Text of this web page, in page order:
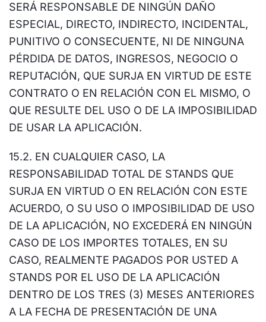
SERÁ RESPONSABLE DE NINGÚN DAÑO
ESPECIAL, DIRECTO, INDIRECTO, INCIDENTAL,
PUNITIVO O CONSECUENTE, NI DE NINGUNA
PÉRDIDA DE DATOS, INGRESOS, NEGOCIO O
REPUTACIÓN, QUE SURJA EN VIRTUD DE ESTE
CONTRATO O EN RELACIÓN CON EL MISMO, O
QUE RESULTE DEL USO O DE LA IMPOSIBILIDAD
DE USAR LA APLICACIÓN.
15.2. EN CUALQUIER CASO, LA
RESPONSABILIDAD TOTAL DE STANDS QUE
SURJA EN VIRTUD O EN RELACIÓN CON ESTE
ACUERDO, O SU USO O IMPOSIBILIDAD DE USO
DE LA APLICACIÓN, NO EXCEDERÁ EN NINGÚN
CASO DE LOS IMPORTES TOTALES, EN SU
CASO, REALMENTE PAGADOS POR USTED A
STANDS POR EL USO DE LA APLICACIÓN
DENTRO DE LOS TRES (3) MESES ANTERIORES
A LA FECHA DE PRESENTACIÓN DE UNA